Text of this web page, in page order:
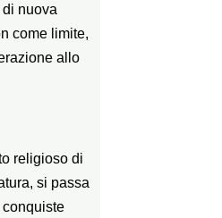
nuova
come limite,
allo
religioso di
si passa